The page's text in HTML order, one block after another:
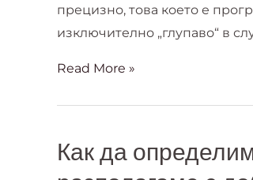
прецизно, това което е
изключително „глупаво“ в
бизнес
решения
Read More »
Как да
Как